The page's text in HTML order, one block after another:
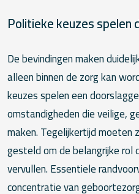
Politieke keuzes spelen
De bevindingen maken
alleen binnen de zorg kan
keuzes spelen een
omstandigheden die veilige,
maken. Tegelijkertijd
gesteld om de belangrijke rol
vervullen. Essentiele
concentratie van